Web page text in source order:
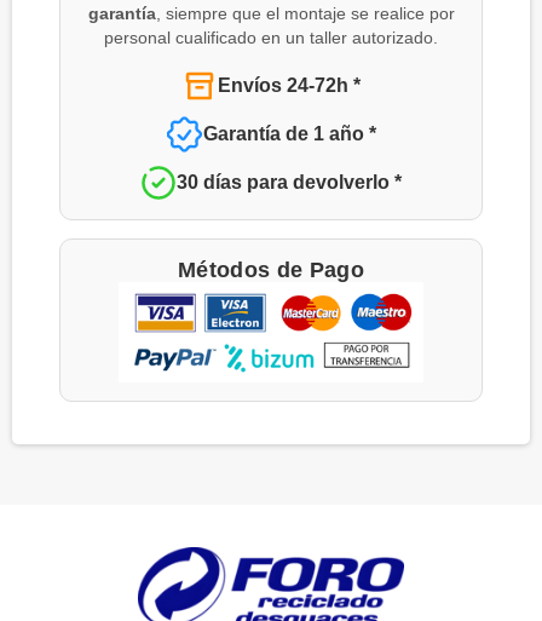
garantía, siempre que el montaje se realice por
personal cualificado en un taller autorizado.
Envíos 24-72h *
Garantía de 1 año *
30 días para devolverlo *
Métodos de Pago